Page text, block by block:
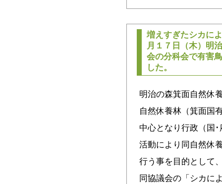
増えすぎたシカに
月１７日（木）明
会の分科会で有害
した。
明治の森箕面自然休
自然休養林（箕面国
中心となり行政（国
活動により同自然休
行う事を目的として
同協議会の「シカに